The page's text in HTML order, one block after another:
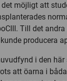
det möjligt att
Till det
producera
i den
att öarna i